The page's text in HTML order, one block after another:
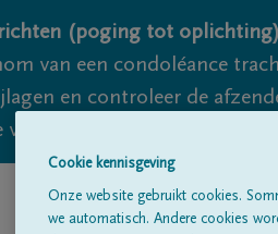
(poging tot
van een condoléance
en controleer de
echter nooit volledig
Cookie kennisgeving
Onze website gebruikt cookies.
we automatisch. Andere cookies